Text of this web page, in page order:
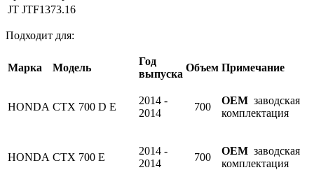
JT JTF1373.16
Подходит для:
Марка Модель
Год
выпуска
Объем Примечание
HONDA CTX 700 D E
2014 -
2014
700
OEM заводская
комплектация
HONDA CTX 700 E
2014 -
2014
700
OEM заводская
комплектация